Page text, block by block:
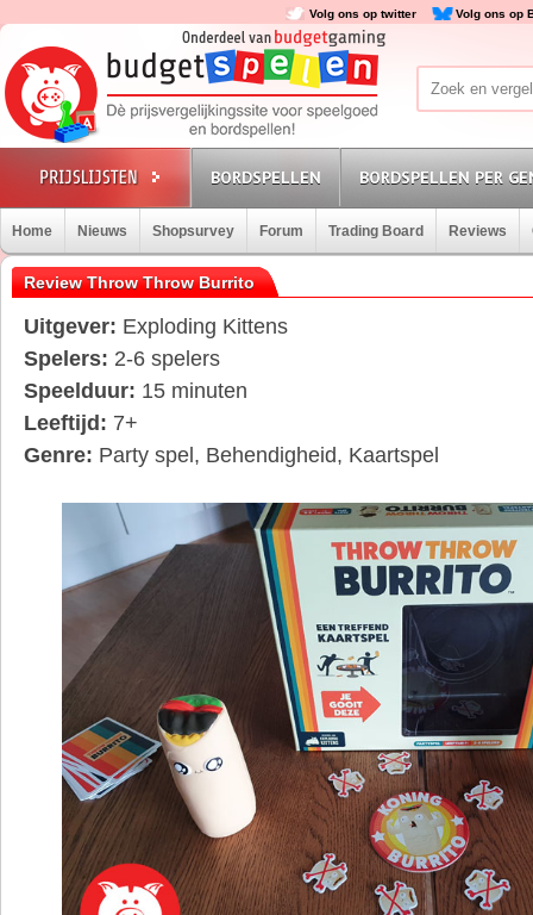
Volg ons op twitter Volg ons op
BORDSPELLEN BORDSPELLEN PER
Home Nieuws Shopsurvey Forum Trading Board Reviews
Review Throw Throw Burrito
Uitgever: Exploding Kittens
Spelers: 2-6 spelers
Speelduur: 15 minuten
Leeftijd: 7+
Genre: Party spel, Behendigheid, Kaartspel